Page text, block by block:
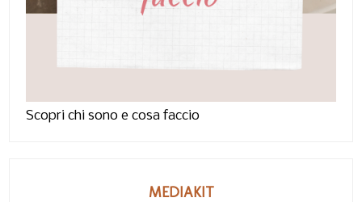
Scopri chi sono e cosa faccio
MEDIAKIT